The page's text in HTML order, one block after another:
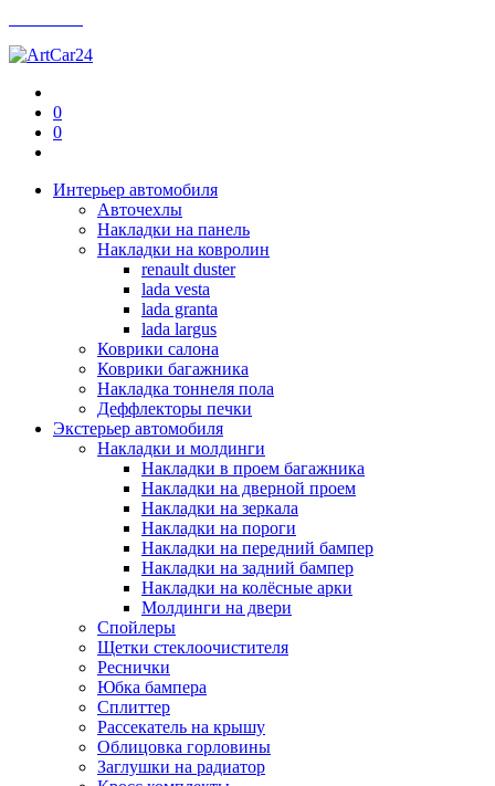
0
0
Интерьер автомобиля
Авточехлы
Накладки на панель
Накладки на ковролин
renault duster
lada vesta
lada granta
lada largus
Коврики салона
Коврики багажника
Накладка тоннеля пола
Деффлекторы печки
Экстерьер автомобиля
Накладки и молдинги
Накладки в проем багажника
Накладки на дверной проем
Накладки на зеркала
Накладки на пороги
Накладки на передний бампер
Накладки на задний бампер
Накладки на колёсные арки
Молдинги на двери
Спойлеры
Щетки стеклоочистителя
Реснички
Юбка бампера
Сплиттер
Рассекатель на крышу
Облицовка горловины
Заглушки на радиатор